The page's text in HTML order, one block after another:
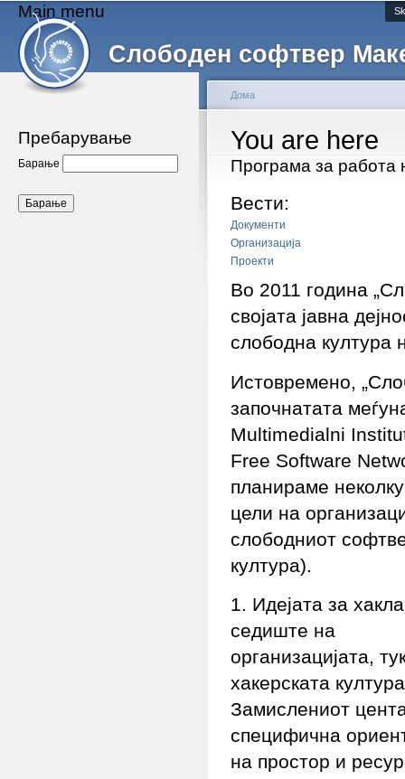
Слободен софтвер
Main menu
Пребарување
Барање
You are here
Дома
Програма за работа
Вести:
Документи
Организација
Проекти
Во 2011 година
својата јавна
слободна култура
Истовремено,
започнатата
Multimedialni
Free Software
планираме
цели на
слободниот
култура).
1. Идејата за
седиште на
организацијата,
хакерската
Замислениот
специфична
на простор и